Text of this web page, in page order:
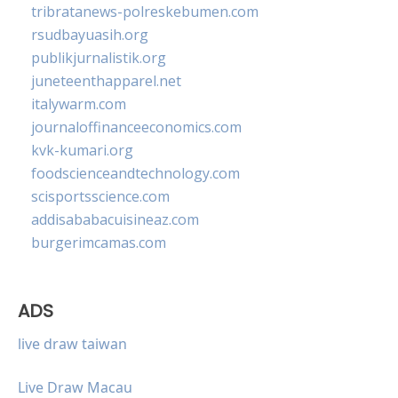
tribratanews-polreskebumen.com
rsudbayuasih.org
publikjurnalistik.org
juneteenthapparel.net
italywarm.com
journaloffinanceeconomics.com
kvk-kumari.org
foodscienceandtechnology.com
scisportsscience.com
addisababacuisineaz.com
burgerimcamas.com
ADS
live draw taiwan
Live Draw Macau